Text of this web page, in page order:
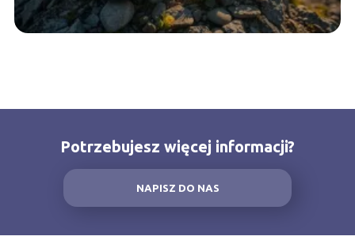
Potrzebujesz więcej informacji?
NAPISZ DO NAS